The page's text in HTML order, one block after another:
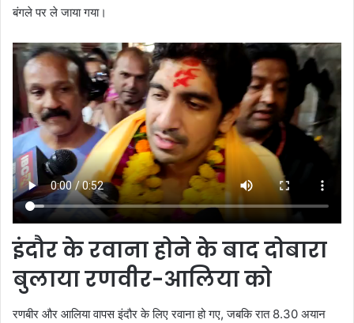
बंगले पर ले जाया गया।
इंदौर के रवाना होने के बाद दोबारा
बुलाया रणवीर-आलिया को
रणबीर और आलिया वापस इंदौर के लिए रवाना हो गए, जबकि रात 8.30 अयान